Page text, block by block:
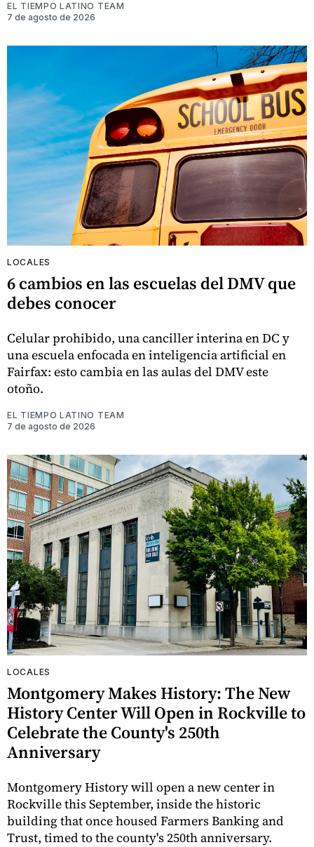
EL TIEMPO LATINO TEAM
7 de agosto de 2026
LOCALES
6 cambios en las escuelas del DMV que
debes conocer
Celular prohibido, una canciller interina en DC y
una escuela enfocada en inteligencia artificial en
Fairfax: esto cambia en las aulas del DMV este
otoño.
EL TIEMPO LATINO TEAM
7 de agosto de 2026
LOCALES
Montgomery Makes History: The New
History Center Will Open in Rockville to
Celebrate the County's 250th
Anniversary
Montgomery History will open a new center in
Rockville this September, inside the historic
building that once housed Farmers Banking and
Trust, timed to the county's 250th anniversary.